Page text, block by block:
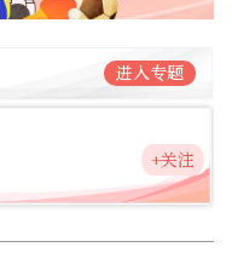
进入专题
+关注